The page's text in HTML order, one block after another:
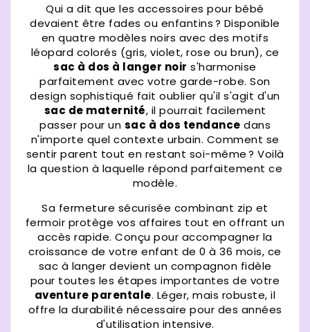
Qui a dit que les accessoires pour bébé
devaient être fades ou enfantins ? Disponible
en quatre modèles noirs avec des motifs
léopard colorés (gris, violet, rose ou brun), ce
sac à dos à langer noir s'harmonise
parfaitement avec votre garde-robe. Son
design sophistiqué fait oublier qu'il s'agit d'un
sac de maternité, il pourrait facilement
passer pour un sac à dos tendance dans
n'importe quel contexte urbain. Comment se
sentir parent tout en restant soi-même ? Voilà
la question à laquelle répond parfaitement ce
modèle.
Sa fermeture sécurisée combinant zip et
fermoir protège vos affaires tout en offrant un
accès rapide. Conçu pour accompagner la
croissance de votre enfant de 0 à 36 mois, ce
sac à langer devient un compagnon fidèle
pour toutes les étapes importantes de votre
aventure parentale. Léger, mais robuste, il
offre la durabilité nécessaire pour des années
d'utilisation intensive.